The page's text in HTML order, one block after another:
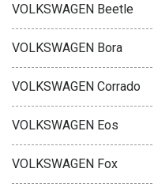
VOLKSWAGEN Beetle
VOLKSWAGEN Bora
VOLKSWAGEN Corrado
VOLKSWAGEN Eos
VOLKSWAGEN Fox